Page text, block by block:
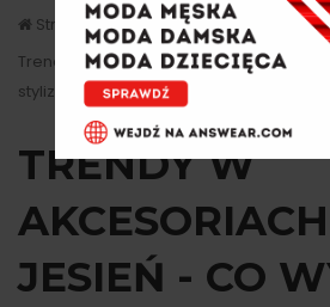
Strona główna
Moda
Trendy w akcesoriach na jesień - Co
stylizacji?
TRENDY W
JESIEŃ - CO